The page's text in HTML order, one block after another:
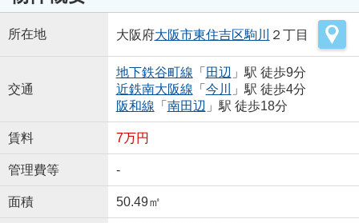
所在地 大阪府大阪市東住吉区駒川 ２丁目
交通
地下鉄谷町線 「 田辺 」駅 徒歩9分
近鉄南大阪線 「 今川
」駅 徒歩4分
阪和線 「 南田辺 」駅 徒歩18分
賃料 7万円
管理費等 -
面積 50.49㎡